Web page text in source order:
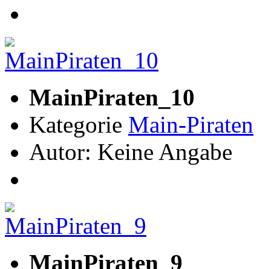
MainPiraten_10
Kategorie Main-Piraten
Autor: Keine Angabe
MainPiraten_9